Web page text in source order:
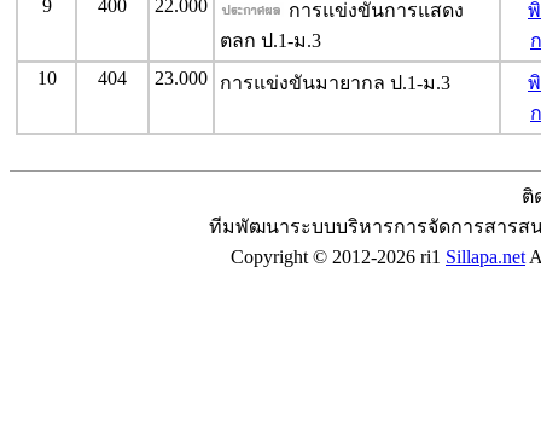
9
400 22.000
การแข่งขันการแสดง
ตลก ป.1-ม.3
10
404 23.000 การแข่งขันมายากล ป.1-ม.3
ติ
ทีมพัฒนาระบบบริหารการจัดการสารส
Copyright © 2012-2026 ri1 Sillapa.net